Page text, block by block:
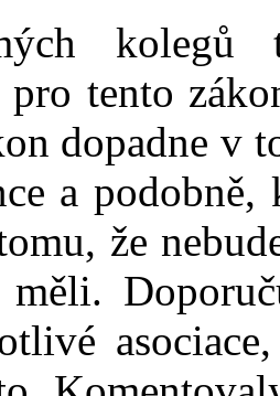
kolegů
pro tento
dopadne v
a
že